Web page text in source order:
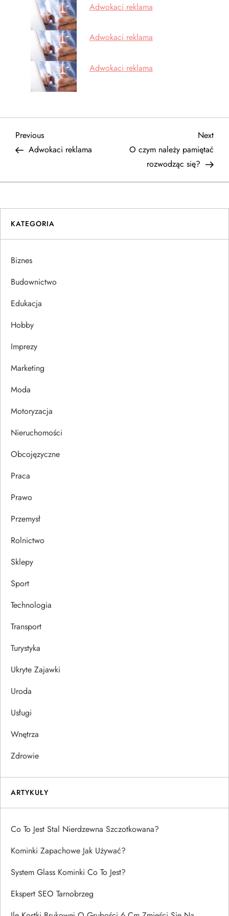
Adwokaci reklama
Adwokaci reklama
Adwokaci reklama
N
w
i
g
a
c
j
a
w
p
i
s
u
Previous
Post
Previous
Adwokaci reklama
Next
Next
O czym należy pamiętać
rozwodząc się?
KATEGORIA
Biznes
Budownictwo
Edukacja
Hobby
Imprezy
Marketing
Moda
Motoryzacja
Nieruchomości
Obcojęzyczne
Praca
Prawo
Przemysł
Rolnictwo
Sklepy
Sport
Technologia
Transport
Turystyka
Ukryte Zajawki
Uroda
Usługi
Wnętrza
Zdrowie
ARTYKUŁY
Co To Jest Stal Nierdzewna Szczotkowana?
Kominki Zapachowe Jak Używać?
System Glass Kominki Co To Jest?
Ekspert SEO Tarnobrzeg